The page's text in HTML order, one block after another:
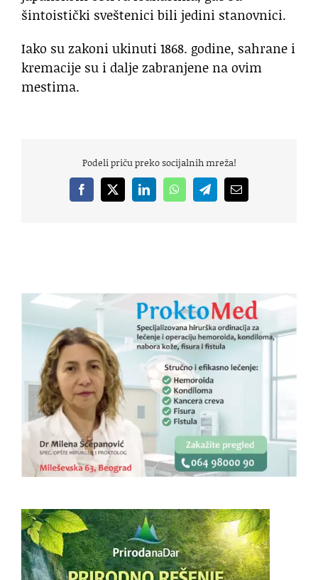
šintoistički sveštenici bili jedini stanovnici.
Iako su zakoni ukinuti 1868. godine, sahrane i
kremacije su i dalje zabranjene na ovim
mestima.
Podeli priču preko socijalnih mreža!
Facebook
X LinkedInWhatsAppTelegramEmail